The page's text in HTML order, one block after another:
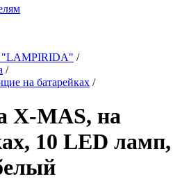
"LAMPIRIDA" /
/
на батарейках /
X-MAS, на
10 LED ламп,